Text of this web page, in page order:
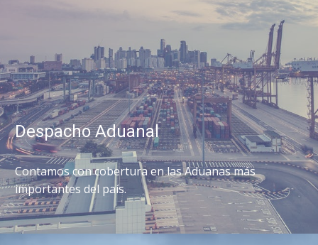
Despacho Aduanal
Contamos con cobertura en las Aduanas más
importantes del país.